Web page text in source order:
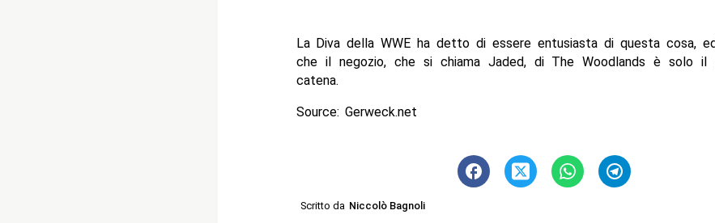
La Diva della WWE ha detto di essere entusiasta di questa cosa,
che il negozio, che si chiama Jaded, di The Woodlands è solo il
catena.
Source: Gerweck.net
Scritto da Niccolò Bagnoli